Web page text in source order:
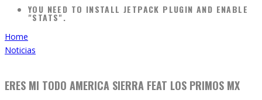
YOU NEED TO INSTALL JETPACK PLUGIN AND ENABLE
"STATS".
Home
Noticias
ERES MI TODO AMERICA SIERRA FEAT LOS PRIMOS MX